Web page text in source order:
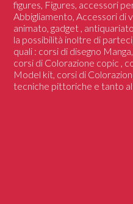
figures, Figures, accessori
Abbigliamento, Accessori di
animato, gadget ,
la possibilità inoltre di
quali : corsi di disegno
corsi di Colorazione copic ,
Model kit, corsi di
tecniche pittoriche e tanto